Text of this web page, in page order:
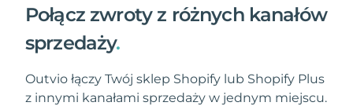
Połącz zwroty z różnych kanałów
sprzedaży.
Outvio łączy Twój sklep Shopify lub Shopify Plus
z innymi kanałami sprzedaży w jednym miejscu.